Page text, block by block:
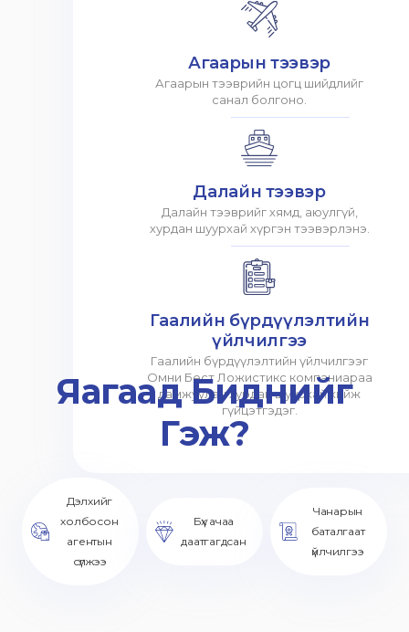
Агаарын тээвэр
Агаарын тээврийн цогц шийдлийг
санал болгоно.
Далайн тээвэр
Далайн тээврийг хямд, аюулгүй,
хурдан шуурхай хүргэн тээвэрлэнэ.
Гаалийн бүрдүүлэлтийн
үйлчилгээ
Гаалийн бүрдүүлэлтийн үйлчилгээг
Омни Бест Ложистикс компаниараа
дамжуулан хурдан шуурхай хийж
гүйцэтгэдэг.
Яагаад Биднийг
Гэж?
Дэлхийг
холбосон
агентын
сүлжээ
Бүх ачаа
даатгагдсан
Чанарын
баталгаат
үйлчилгээ